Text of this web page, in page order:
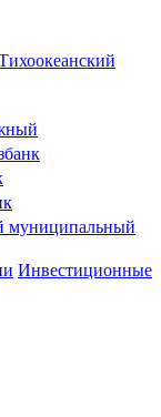
муниципальный
Инвестиционные